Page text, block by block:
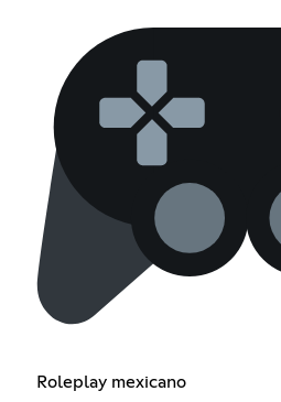
Roleplay mexicano